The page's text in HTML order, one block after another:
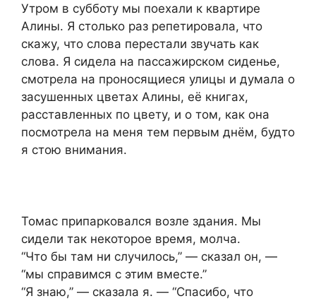
Утром в субботу мы поехали к квартире
Алины. Я столько раз репетировала, что
скажу, что слова перестали звучать как
слова. Я сидела на пассажирском сиденье,
смотрела на проносящиеся улицы и думала о
засушенных цветах Алины, её книгах,
расставленных по цвету, и о том, как она
посмотрела на меня тем первым днём, будто
я стою внимания.
Томас припарковался возле здания. Мы
сидели так некоторое время, молча.
“Что бы там ни случилось,” — сказал он, —
“мы справимся с этим вместе.”
“Я знаю,” — сказала я. — “Спасибо, что